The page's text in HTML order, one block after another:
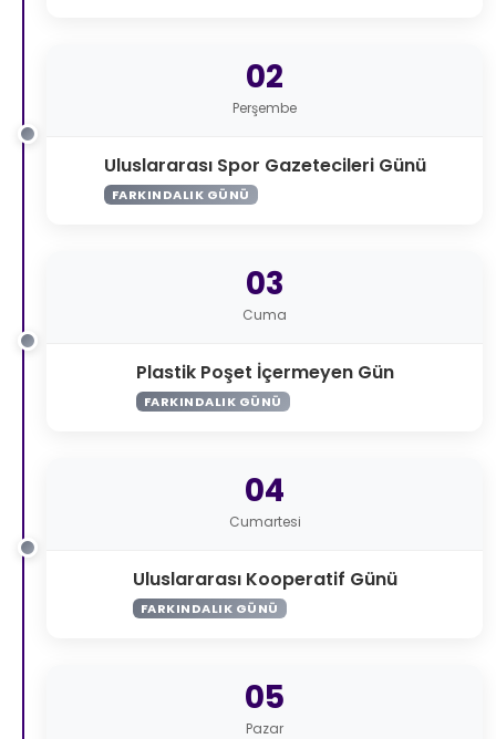
02
Perşembe
Uluslararası Spor Gazetecileri Günü
FARKINDALIK GÜNÜ
03
Cuma
Plastik Poşet İçermeyen Gün
FARKINDALIK GÜNÜ
04
Cumartesi
Uluslararası Kooperatif Günü
FARKINDALIK GÜNÜ
05
Pazar